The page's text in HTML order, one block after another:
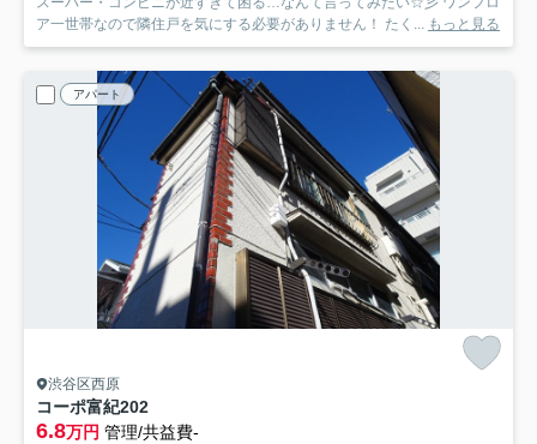
ア一世帯なので隣住戸を気にする必要がありません！ たく...
もっと見る
アパート
渋谷区西原
コーポ富紀202
6.8万円 管理/共益費-